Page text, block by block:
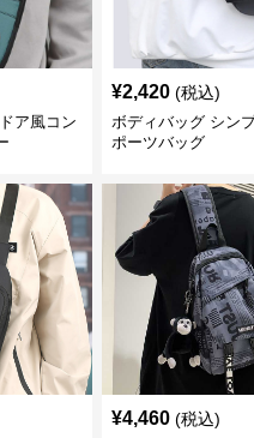
ア風コン
¥2,420 (税込)
ボディバッグ シン
ポーツバッグ
¥4,460 (税込)